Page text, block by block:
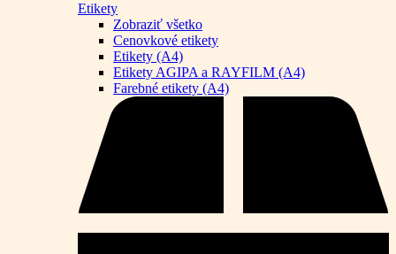
Etikety
Zobraziť všetko
Cenovkové etikety
Etikety (A4)
Etikety AGIPA a RAYFILM (A4)
Farebné etikety (A4)